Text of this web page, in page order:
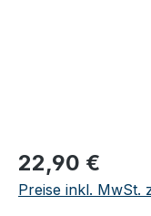
Regulärer Preis:
22,90 €
Preise inkl. MwSt.